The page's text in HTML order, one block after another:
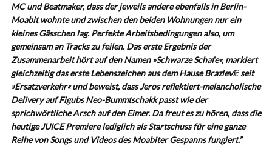
MC und Beatmaker, dass der jeweils andere ebenfalls in Berlin-
Moabit wohnte und zwischen den beiden Wohnungen nur ein
kleines Gässchen lag. Perfekte Arbeitsbedingungen also, um
gemeinsam an Tracks zu feilen. Das erste Ergebnis der
Zusammenarbeit hört auf den Namen »Schwarze Schafe«, markiert
gleichzeitig das erste Lebenszeichen aus dem Hause Brazlevič seit
»Ersatzverkehr« und beweist, dass Jeros reflektiert-melancholische
Delivery auf Figubs Neo-Bummtschakk passt wie der
sprichwörtliche Arsch auf den Eimer. Da freut es zu hören, dass die
heutige JUICE Premiere lediglich als Startschuss für eine ganze
Reihe von Songs und Videos des Moabiter Gespanns fungiert.”